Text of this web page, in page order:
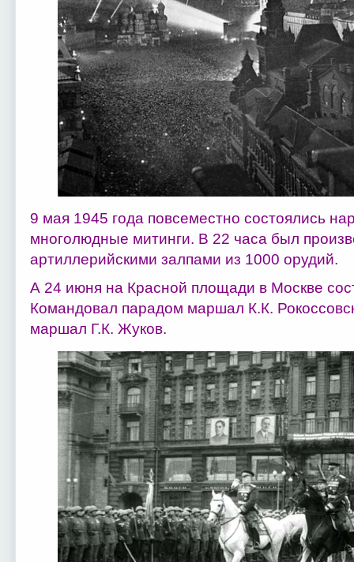
9 мая 1945 года повсеместно состоялись
многолюдные митинги. В 22 часа был
артиллерийскими залпами из 1000 орудий.
А 24 июня на Красной площади в Москве
Командовал парадом маршал К.К.
маршал Г.К. Жуков.